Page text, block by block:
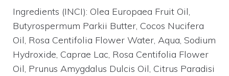
Ingredients (INCI): Olea Europaea Fruit Oil,
Butyrospermum Parkii Butter, Cocos Nucifera
Oil, Rosa Centifolia Flower Water, Aqua, Sodium
Hydroxide, Caprae Lac, Rosa Centifolia Flower
Oil, Prunus Amygdalus Dulcis Oil, Citrus Paradisi